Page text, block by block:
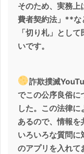
そのため、実務
費者契約法」**な
「切り札」とし
いです。
詐欺撲滅
でこの公序良俗に
した。この法律
あるので、情報
いろいろな質問
のアプリを入れて